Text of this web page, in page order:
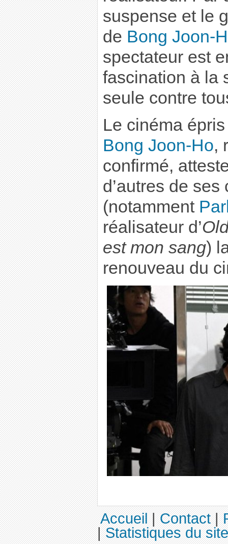
suspense et le
de Bong Joon-
spectateur est
fascination à la
seule contre
Le cinéma
Bong Joon-Ho,
confirmé,
d’autres de
(notamment
réalisateur d’
est mon sang)
renouveau du
Accueil|Contact|
|Statistiques du site